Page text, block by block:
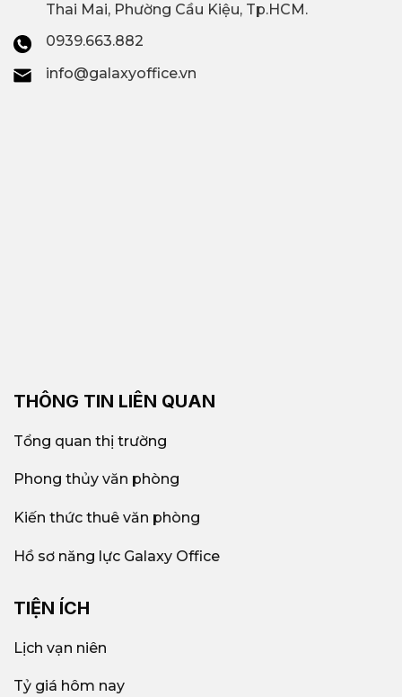
Thai Mai, Phường Cầu Kiệu, Tp.HCM.
0939.663.882
info@galaxyoffice.vn
THÔNG TIN LIÊN QUAN
Tổng quan thị trường
Phong thủy văn phòng
Kiến thức thuê văn phòng
Hồ sơ năng lực Galaxy Office
TIỆN ÍCH
Lịch vạn niên
Tỷ giá hôm nay